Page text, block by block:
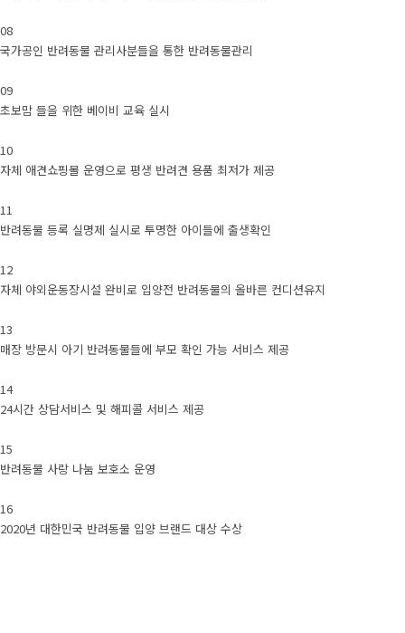
08
국가공인 반려동물 관리사분들을 통한 반려동물관리
09
초보맘 들을 위한 베이비 교육 실시
10
자체 애견쇼핑몰 운영으로 평생 반려견 용품 최저가 제공
11
반려동물 등록 실명제 실시로 투명한 아이들에 출생확인
12
자체 야외운동장시설 완비로 입양전 반려동물의 올바른 컨디션유지
13
매장 방문시 아기 반려동물들에 부모 확인 가능 서비스 제공
14
24시간 상담서비스 및 해피콜 서비스 제공
15
반려동물 사랑 나눔 보호소 운영
16
2020년 대한민국 반려동물 입양 브랜드 대상 수상